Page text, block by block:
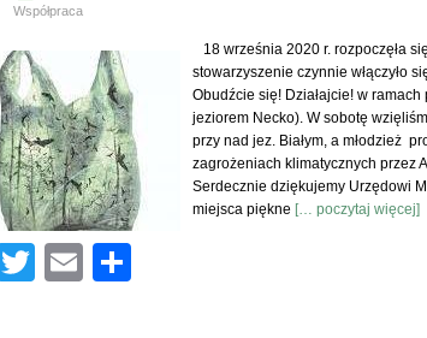
Współpraca
18 września 2020 r. rozpoczęła
stowarzyszenie czynnie włączyło
Obudźcie się! Działajcie! w
jeziorem Necko). W sobotę
przy nad jez. Białym, a młodzież
zagrożeniach klimatycznych przez
Serdecznie dziękujemy Urzędowi
miejsca piękne [… poczytaj więcej]
Facebook
TwitterEmail